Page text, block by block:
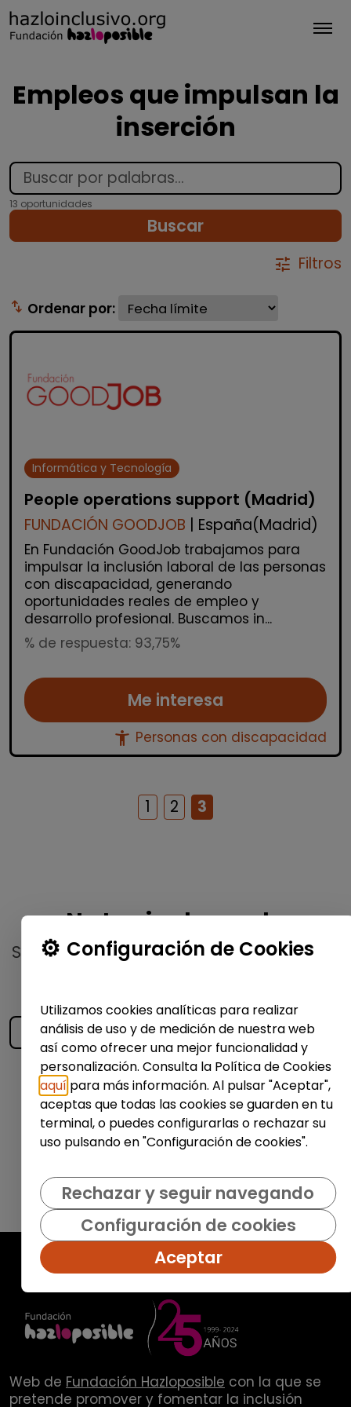
Empleos que impulsan la
inserción
13 oportunidades
Buscar
tune Filtros
swap_vert Ordenar por:
Informática y Tecnología
People operations support (Madrid)
FUNDACIÓN GOODJOB | España(Madrid)
En Fundación GoodJob trabajamos para
impulsar la inclusión laboral de las personas
con discapacidad, generando
oportunidades reales de empleo y
desarrollo profesional. Buscamos in...
% de respuesta: 93,75%
Me interesa
accessibility_new Personas con discapacidad
1 2 3
No te pierdas nada
Suscríbete a nuestroboletín semanal
Enviar
Web de Fundación Hazloposible con la que se
pretende promover y fomentar la inclusión
Configuración de Cookies
Utilizamos cookies analíticas para realizar
análisis de uso y de medición de nuestra web
así como ofrecer una mejor funcionalidad y
personalización. Consulta la Política de Cookies
aquí para más información. Al pulsar "Aceptar",
aceptas que todas las cookies se guarden en tu
terminal, o puedes configurarlas o rechazar su
uso pulsando en "Configuración de cookies".
Rechazar y seguir navegando
Configuración de cookies
Aceptar